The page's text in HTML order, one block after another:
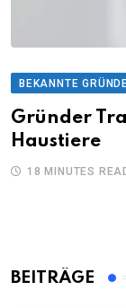
BEKANNTE
Gründer
Haustiere
18 MINUTES
BEITRÄGE